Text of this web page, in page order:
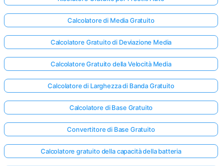
Calcolatore di Media Gratuito
Calcolatore Gratuito di Deviazione Media
Calcolatore Gratuito della Velocità Media
Calcolatore di Larghezza di Banda Gratuito
Calcolatore di Base Gratuito
Convertitore di Base Gratuito
Calcolatore gratuito della capacità della batteria